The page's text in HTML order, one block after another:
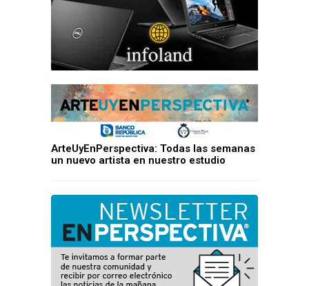
ArteUyEnPerspectiva: Todas las semanas
un nuevo artista en nuestro estudio